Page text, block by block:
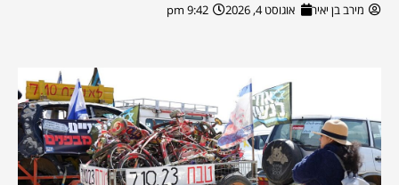
מירב בן יאיר אוגוסט 4, 2026 9:42 pm